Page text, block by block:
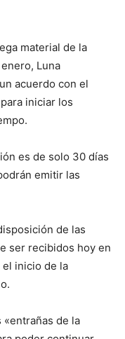
material de la
Luna
acuerdo con el
iniciar los
es de solo 30 días
emitir las
de las
ser recibidos hoy en
el inicio de la
de la